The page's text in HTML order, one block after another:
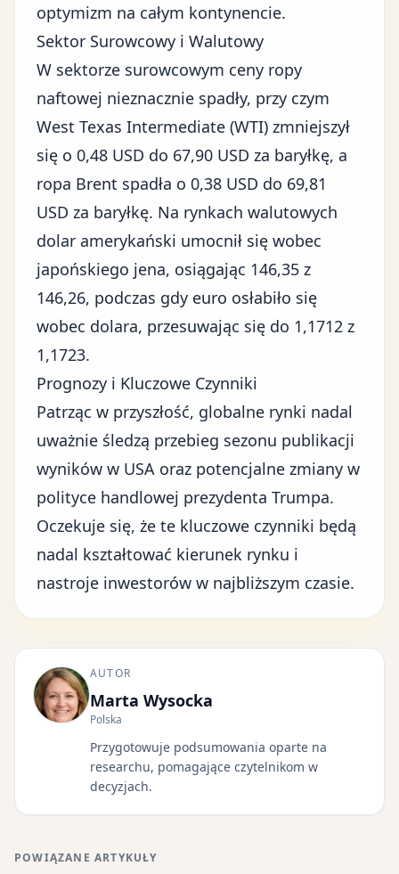
optymizm na całym kontynencie.
Sektor Surowcowy i Walutowy
W sektorze surowcowym ceny ropy
naftowej nieznacznie spadły, przy czym
West Texas Intermediate (WTI) zmniejszył
się o 0,48 USD do 67,90 USD za baryłkę, a
ropa Brent spadła o 0,38 USD do 69,81
USD za baryłkę. Na rynkach walutowych
dolar amerykański umocnił się wobec
japońskiego jena, osiągając 146,35 z
146,26, podczas gdy euro osłabiło się
wobec dolara, przesuwając się do 1,1712 z
1,1723.
Prognozy i Kluczowe Czynniki
Patrząc w przyszłość, globalne rynki nadal
uważnie śledzą przebieg sezonu publikacji
wyników w USA oraz potencjalne zmiany w
polityce handlowej prezydenta Trumpa.
Oczekuje się, że te kluczowe czynniki będą
nadal kształtować kierunek rynku i
nastroje inwestorów w najbliższym czasie.
AUTOR
Marta Wysocka
Polska
Przygotowuje podsumowania oparte na
researchu, pomagające czytelnikom w
decyzjach.
POWIĄZANE ARTYKUŁY